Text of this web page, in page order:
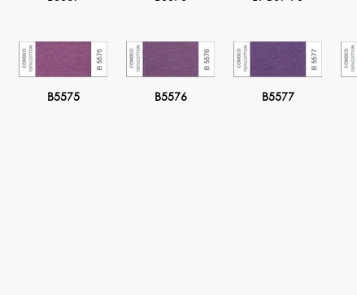
B5575 B5576 B5577